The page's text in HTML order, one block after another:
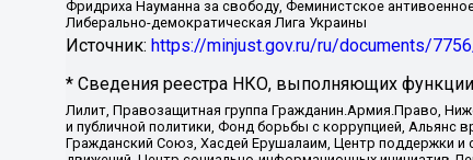
Фридриха Науманна за свободу, Феминистское
Либерально-демократическая Лига Украины
Источник: https://minjust.gov.ru/ru/documents/
* Сведения реестра НКО, выполняющих функции
Лилит, Правозащитная группа Гражданин.Армия.Право,
и публичной политики, Фонд борьбы с коррупцией,
Гражданский Союз, Хасдей Ерушалаим, Центр поддержки и